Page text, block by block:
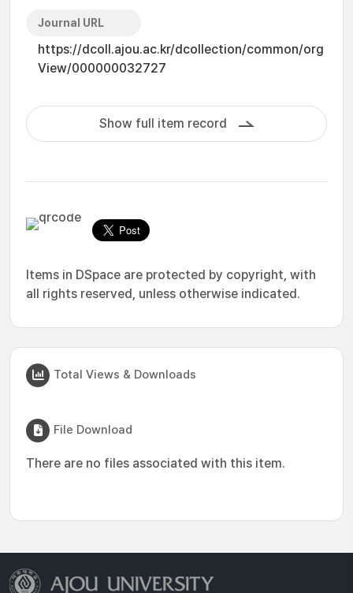
Journal URL
https://dcoll.ajou.ac.kr/dcollection/common/org
View/000000032727
Show full item record
Items in DSpace are protected by copyright, with
all rights reserved, unless otherwise indicated.
Total Views & Downloads
File Download
There are no files associated with this item.